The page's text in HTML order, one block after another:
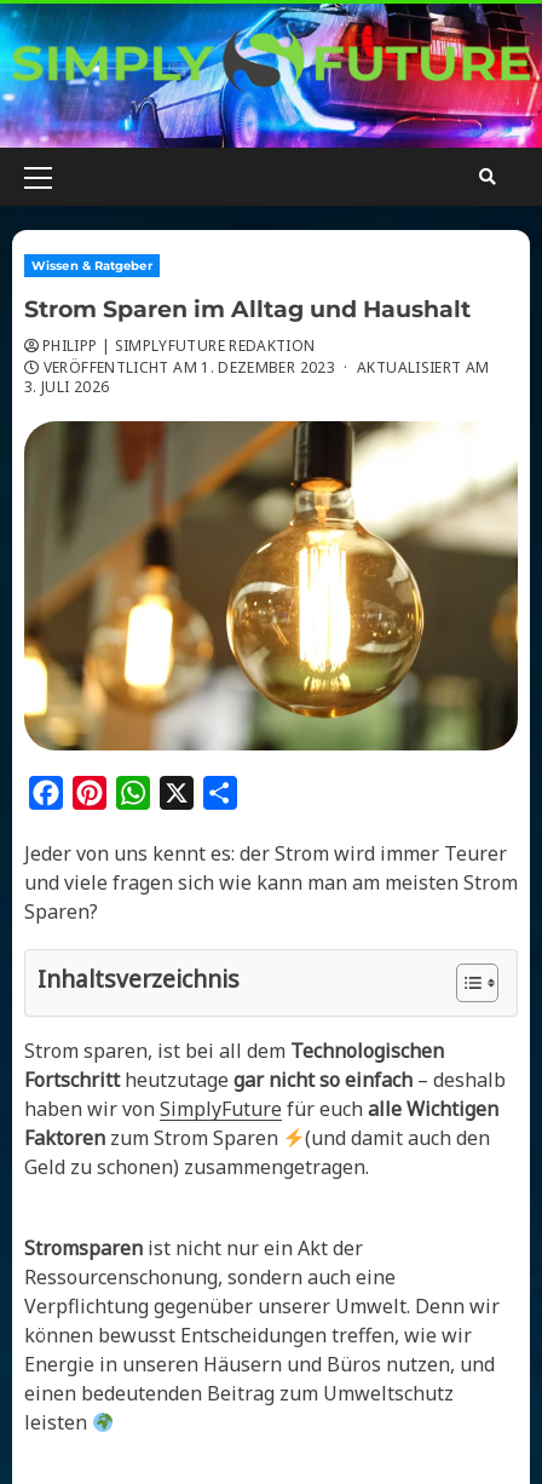
Skip
to
content
Primary
Menu
Wissen & Ratgeber
Strom Sparen im Alltag und Haushalt
PHILIPP | SIMPLYFUTURE REDAKTION
VERÖFFENTLICHT AM 1. DEZEMBER 2023 · AKTUALISIERT AM
3. JULI 2026
FacebookPinterestWhatsApp
Jeder von uns kennt es: der Strom wird immer Teurer
und viele fragen sich wie kann man am meisten Strom
Sparen?
Inhaltsverzeichnis
Strom sparen, ist bei all dem Technologischen
Fortschrittheutzutage gar nicht so einfach – deshalb
haben wir vonSimplyFuture für euchalle Wichtigen
Faktoren zum Strom Sparen
(und damit auch den
Geld zu schonen) zusammengetragen.
Stromsparen ist nicht nur ein Akt der
Ressourcenschonung, sondern auch eine
Verpflichtung gegenüber unserer Umwelt. Denn wir
können bewusst Entscheidungen treffen, wie wir
Energie in unseren Häusern und Büros nutzen, und
einen bedeutenden Beitrag zum Umweltschutz
leisten